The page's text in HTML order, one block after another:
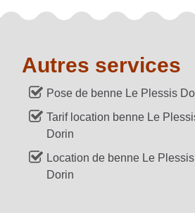
Autres services
Pose de benne Le Plessis
Tarif location benne Le
Dorin
Location de benne Le Plessis
Dorin